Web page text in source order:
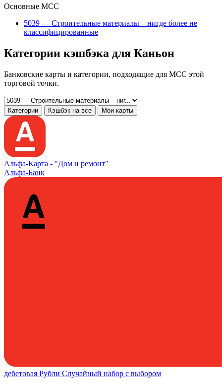
Основные MCC
5039 — Строительные материалы – нигде более не
классифицированные
Категории кэшбэка для Каньон
Банковские карты и категории, подходящие для MCC этой
торговой точки.
Категории Кэшбэк на все Мои карты
Альфа‑Карта - "Дом и ремонт"
Альфа-Банк
дебетовая Рубли Случайный набор с выбором